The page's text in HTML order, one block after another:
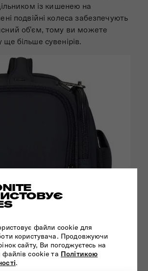
файли cookie для
користувача. Продовжуючи
сайту, Ви погоджуєтесь на
файлів cookie та Політикою
.
із кишенею на
подвійні колеса забезпечують
об'єм, тому ви можете
більше сувенірів.
ДОСТУП
квитки на літак чи
У вас під рукою є все завдяки
або боковій кишені.